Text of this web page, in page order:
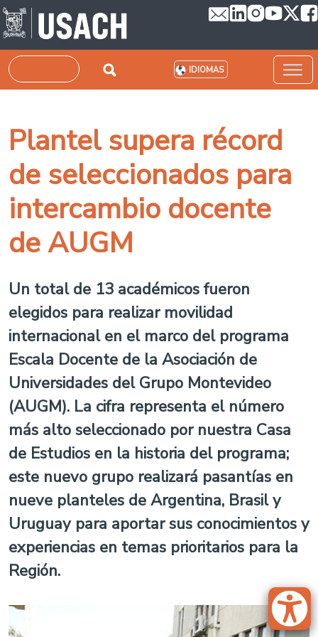
Pasar al contenido principal
Buscar IDIOMAS
Plantel supera récord
de seleccionados para
intercambio docente
de AUGM
Un total de 13 académicos fueron
elegidos para realizar movilidad
internacional en el marco del programa
Escala Docente de la Asociación de
Universidades del Grupo Montevideo
(AUGM). La cifra representa el número
más alto seleccionado por nuestra Casa
de Estudios en la historia del programa;
este nuevo grupo realizará pasantías en
nueve planteles de Argentina, Brasil y
Uruguay para aportar sus conocimientos y
experiencias en temas prioritarios para la
Región.